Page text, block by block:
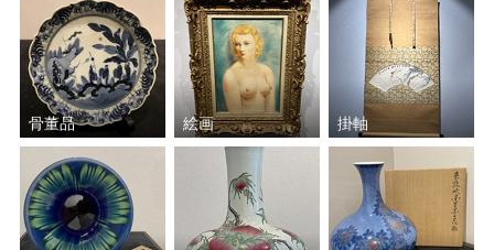
骨董品 絵画 掛軸